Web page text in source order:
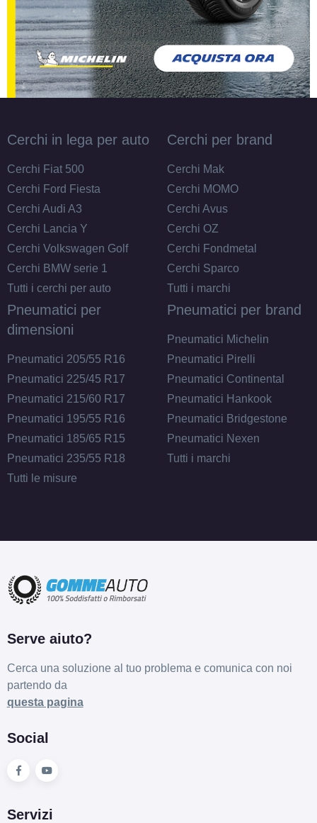
Cerchi in lega per auto
Cerchi Fiat 500
Cerchi Ford Fiesta
Cerchi Audi A3
Cerchi Lancia Y
Cerchi Volkswagen Golf
Cerchi BMW serie 1
Tutti i cerchi per auto
Cerchi per brand
Cerchi Mak
Cerchi MOMO
Cerchi Avus
Cerchi OZ
Cerchi Fondmetal
Cerchi Sparco
Tutti i marchi
Pneumatici per
dimensioni
Pneumatici 205/55 R16
Pneumatici 225/45 R17
Pneumatici 215/60 R17
Pneumatici 195/55 R16
Pneumatici 185/65 R15
Pneumatici 235/55 R18
Tutti le misure
Pneumatici per brand
Pneumatici Michelin
Pneumatici Pirelli
Pneumatici Continental
Pneumatici Hankook
Pneumatici Bridgestone
Pneumatici Nexen
Tutti i marchi
Serve aiuto?
Cerca una soluzione al tuo problema e comunica con noi
partendo da
questa pagina
Social
Servizi